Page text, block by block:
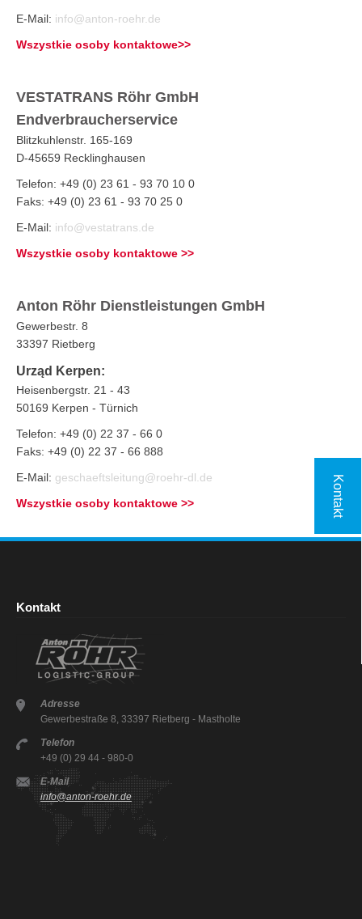
E-Mail: info@anton-roehr.de
Wszystkie osoby kontaktowe>>
VESTATRANS Röhr GmbH
Endverbraucherservice
Blitzkuhlenstr. 165-169
D-45659 Recklinghausen
Telefon: +49 (0) 23 61 - 93 70 10 0
Faks: +49 (0) 23 61 - 93 70 25 0
E-Mail: info@vestatrans.de
Wszystkie osoby kontaktowe >>
Anton Röhr Dienstleistungen GmbH
Gewerbestr. 8
33397 Rietberg
Urząd Kerpen:
Heisenbergstr. 21 - 43
50169 Kerpen - Türnich
Telefon: +49 (0) 22 37 - 66 0
Faks: +49 (0) 22 37 - 66 888
E-Mail: geschaeftsleitung@roehr-dl.de
Wszystkie osoby kontaktowe >>
Kontakt
Adresse
Gewerbestraße 8, 33397 Rietberg - Mastholte
Telefon
+49 (0) 29 44 - 980-0
E-Mail
info@anton-roehr.de
Kontakt